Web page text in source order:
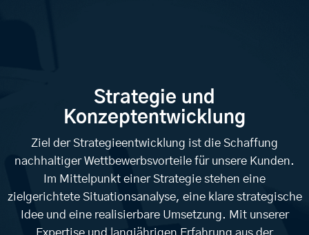
Strategie und
Konzeptentwicklung
Ziel der Strategieentwicklung ist die Schaffung
nachhaltiger Wettbewerbsvorteile für unsere Kunden.
Im Mittelpunkt einer Strategie stehen eine
zielgerichtete Situationsanalyse, eine klare strategische
Idee und eine realisierbare Umsetzung. Mit unserer